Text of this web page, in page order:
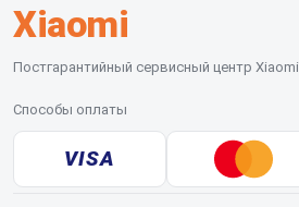
Xiaomi
Постгарантийный сервисный центр Xiaomi
Способы оплаты
VISA